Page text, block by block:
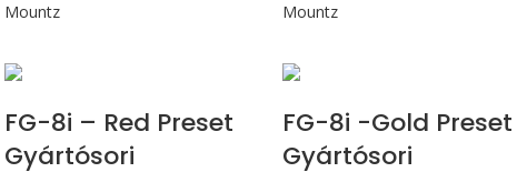
Mountz
Mountz
FG-8i – Red Preset
Gyártósori
FG-8i -Gold Preset
Gyártósori